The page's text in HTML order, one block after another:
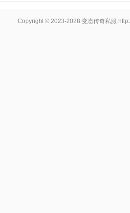
Copyright © 2023-2028变态传奇私服